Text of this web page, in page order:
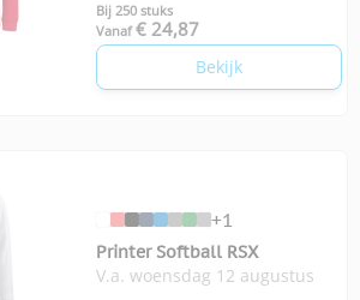
Bij 250 stuks
Vanaf € 24,87
Bekijk
+1
Printer Softball RSX
V.a. woensdag 12 augustus